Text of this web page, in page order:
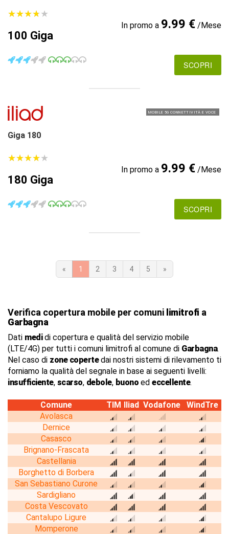
★★★★★
★★★★★
100 Giga
In promo a 9.99 €/Mese
SCOPRI
MOBILE 5G CONNETTIVITÀ E VOCE
Giga 180
★★★★★
★★★★★
180 Giga
In promo a 9.99 €/Mese
SCOPRI
« 1 2 3 4 5 »
Verifica copertura mobile per comuni limitrofi a
Garbagna
Dati medidi copertura e qualità del servizio mobile
(LTE/4G) per tutti i comuni limitrofi al comune di Garbagna.
Nel caso di zone copertedai nostri sistemi di rilevamento ti
forniamo la qualità del segnale in base ai seguenti livelli:
insufficiente, scarso, debole, buono ed eccellente.
Comune TIM Iliad Vodafone
WindTre
Avolasca
Dernice
Casasco
Brignano-Frascata
Castellania
Borghetto di Borbera
San Sebastiano Curone
Sardigliano
Costa Vescovato
Cantalupo Ligure
Momperone